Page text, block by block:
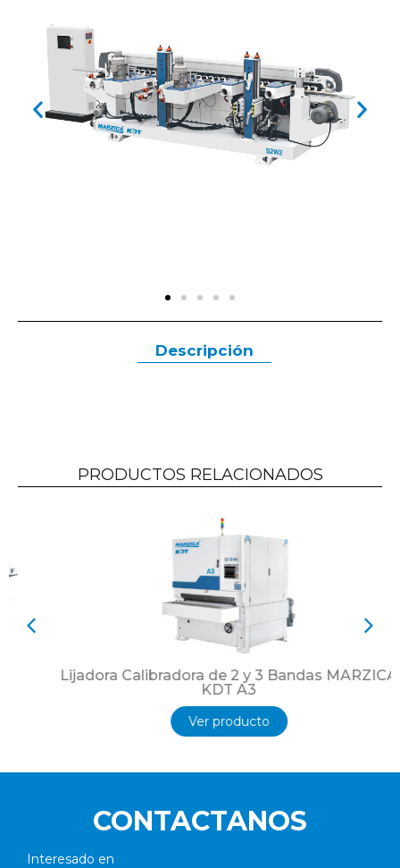
Descripción
PRODUCTOS RELACIONADOS
Lijadora Calibradora de 2 y 3 Bandas MARZICA
KDT A3
Ver producto
CONTACTANOS
Interesado en